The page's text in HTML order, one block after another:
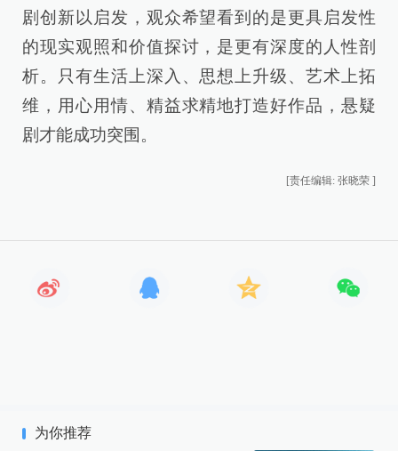
剧创新以启发，观众希望看到的是更具启发性
的现实观照和价值探讨，是更有深度的人性剖
析。只有生活上深入、思想上升级、艺术上拓
维，用心用情、精益求精地打造好作品，悬疑
剧才能成功突围。
[责任编辑: 张晓荣 ]
为你推荐